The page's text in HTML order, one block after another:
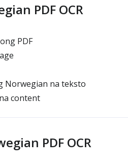
PDF OCR
PDF
Norwegian na teksto
content
PDF OCR